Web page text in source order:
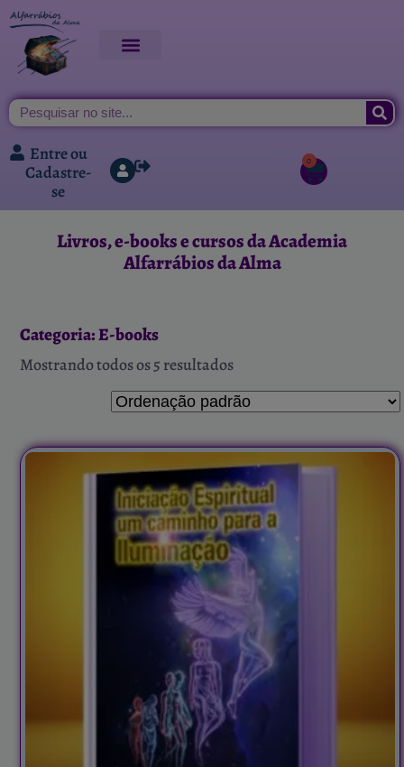
Entre ou
Cadastre-
se
0
Livros, e-books e cursos da Academia
Alfarrábios da Alma
Categoria: E-books
Mostrando todos os 5 resultados